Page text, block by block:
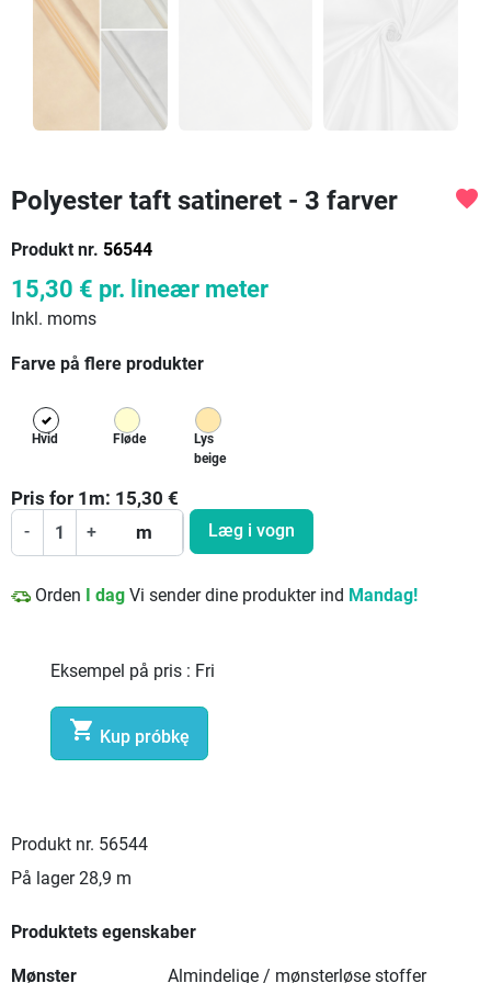
Polyester taft satineret - 3 farver
Produkt nr. 56544
favorite
15,30 € pr. lineær meter
Inkl. moms
Farve på flere produkter
Hvid Fløde
Lys
beige
Pris for 1 m: 15,30 €
- + m Læg i vogn
Orden I dag Vi sender dine produkter ind Mandag!
Eksempel på pris : Fri
 Kup próbkę
Produkt nr. 56544
På lager 28,9 m
Produktets egenskaber
Mønster Almindelige / mønsterløse stoffer